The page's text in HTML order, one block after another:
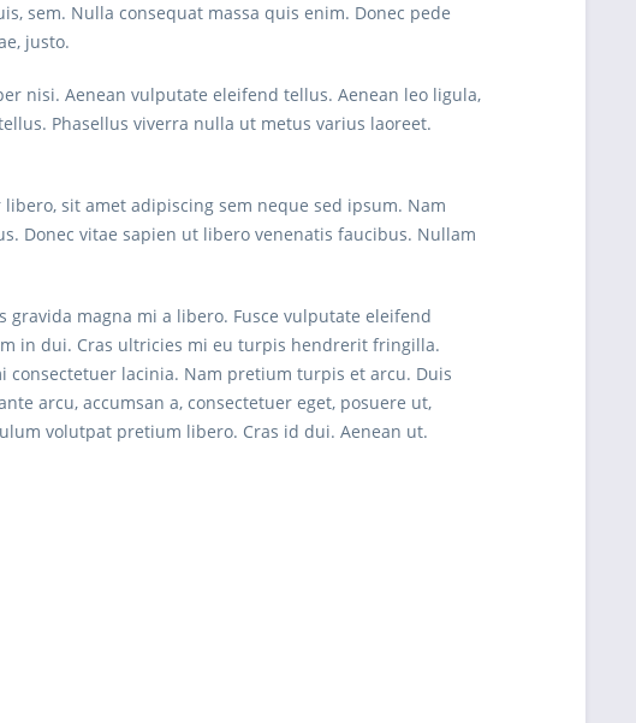
sem. Nulla consequat massa quis enim. Donec pede
justo.
nisi. Aenean vulputate eleifend tellus. Aenean leo ligula,
Phasellus viverra nulla ut metus varius laoreet.
sit amet adipiscing sem neque sed ipsum. Nam
Donec vitae sapien ut libero venenatis faucibus. Nullam
gravida magna mi a libero. Fusce vulputate eleifend
in dui. Cras ultricies mi eu turpis hendrerit fringilla.
lacinia. Nam pretium turpis et arcu. Duis
arcu, accumsan a, consectetuer eget, posuere ut,
volutpat pretium libero. Cras id dui. Aenean ut.